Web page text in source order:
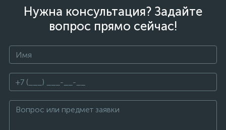
Нужна консультация? Задайте
вопрос прямо сейчас!